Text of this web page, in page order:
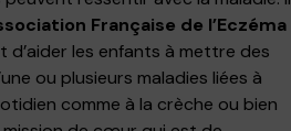
Française de l’Eczéma
d’aider les enfants à mettre des
ou plusieurs maladies liées à
comme à la crèche ou bien